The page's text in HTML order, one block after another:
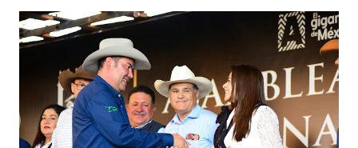
Corazón Urbano y el Municipio capital. Leo Montañez
informó que en este programa se usarán cerca de 90 mil
metros cuadrados de pintura, para dar inicio en la calle
Nieto, entre Jesús F. Elizondo y la calle 22 de Octubre, con
lo que se aplicará pintura en 66 casas. Posteriormente se
llevará este programa a Villas de Nuestra Señora de la